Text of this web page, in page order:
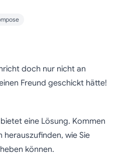
Sie eine
E-
doch nur nicht an
Freund geschickt hätte!
eine Lösung. Kommen
herauszufinden, wie Sie
können.